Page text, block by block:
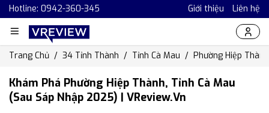
Hotline: 0942-360-345 Giới thiệu Liên hệ
Trang Chủ 34 Tỉnh Thành Tỉnh Cà Mau Phường Hiệp Thành
Khám Phá Phường Hiệp Thành, Tỉnh Cà Mau
(Sau Sáp Nhập 2025) | VReview.vn